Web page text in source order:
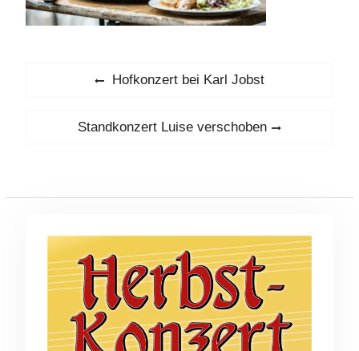
Beitragsnavigation
Previous
Hofkonzert bei Karl Jobst
Next
Standkonzert Luise verschoben